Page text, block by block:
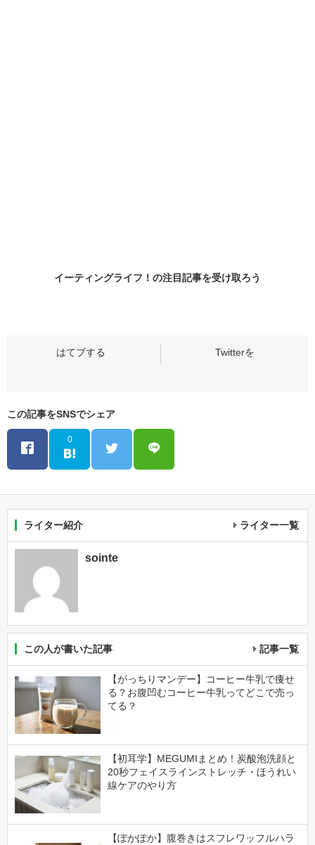
イーティングライフ！の注目記事を受け取ろう
この記事をSNSでシェア
0
ライター紹介 ライター一覧
sointe
この人が書いた記事 記事一覧
【がっちりマンデー】コーヒー牛乳で痩せ
る？お腹凹むコーヒー牛乳ってどこで売っ
てる？
【初耳学】MEGUMIまとめ！炭酸泡洗顔と
20秒フェイスラインストレッチ・ほうれい
線ケアのやり方
【ぽかぽか】腹巻きはスフレワッフルハラ